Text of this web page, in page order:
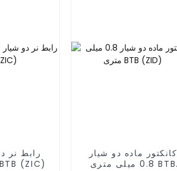
میلی متری BTB (ZIC)
کانکتور ماده دو شیار
0.8 میلی متری BTB